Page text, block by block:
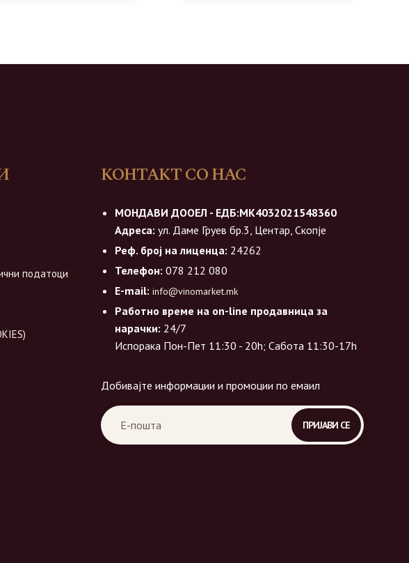
податоци
КОНТАКТ СО НАС
МОНДАВИ ДООЕЛ - ЕДБ:МК4032021548360
Адреса: ул. Даме Груев бр.3, Центар, Скопје
Реф. број на лиценца: 24262
Телефон: 078 212 080
E-mail: info@vinomarket.mk
Работно време на on-line продавница за
нарачки: 24/7
Испорака Пон-Пет 11:30 - 20h; Сабота 11:30-17h
Добивајте информации и промоции по емаил